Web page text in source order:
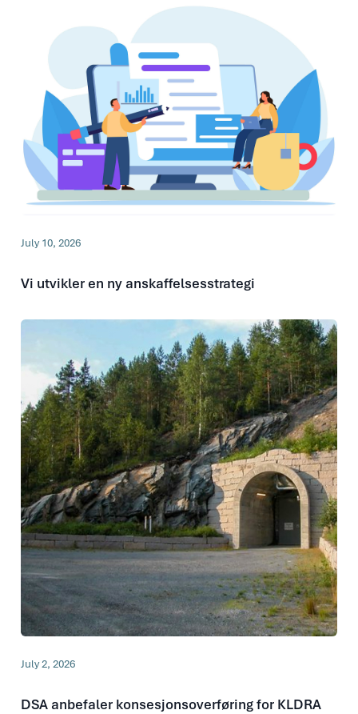
July 10, 2026
Vi utvikler en ny anskaffelsesstrategi
July 2, 2026
DSA anbefaler konsesjonsoverføring for KLDRA